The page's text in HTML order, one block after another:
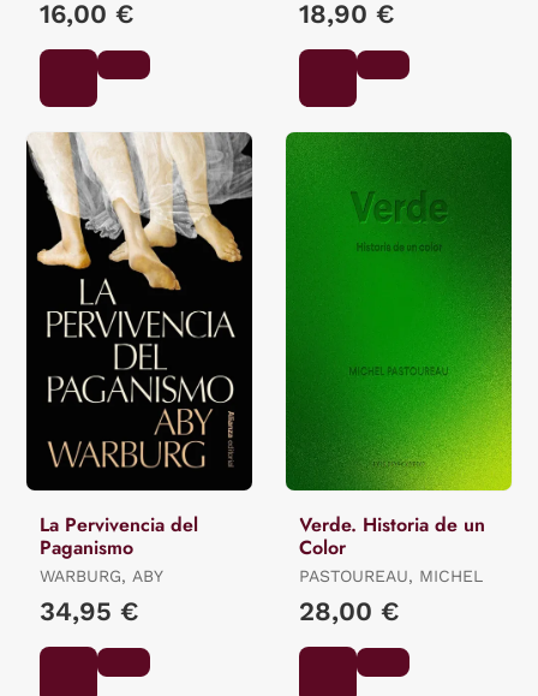
16,00 € 18,90 €
La Pervivencia del
Paganismo
WARBURG, ABY
34,95 €
Verde. Historia de un
Color
PASTOUREAU, MICHEL
28,00 €